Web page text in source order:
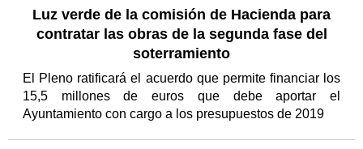
Luz verde de la comisión de Hacienda para
contratar las obras de la segunda fase del
soterramiento
El Pleno ratificará el acuerdo que permite financiar los
15,5 millones de euros que debe aportar el
Ayuntamiento con cargo a los presupuestos de 2019